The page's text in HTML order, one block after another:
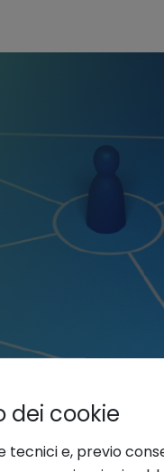
dei cookie
tecnici e, previo